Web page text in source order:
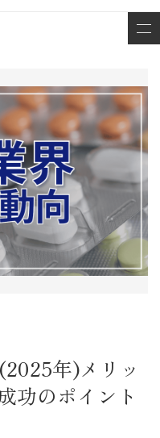
年)メリッ
功のポイント